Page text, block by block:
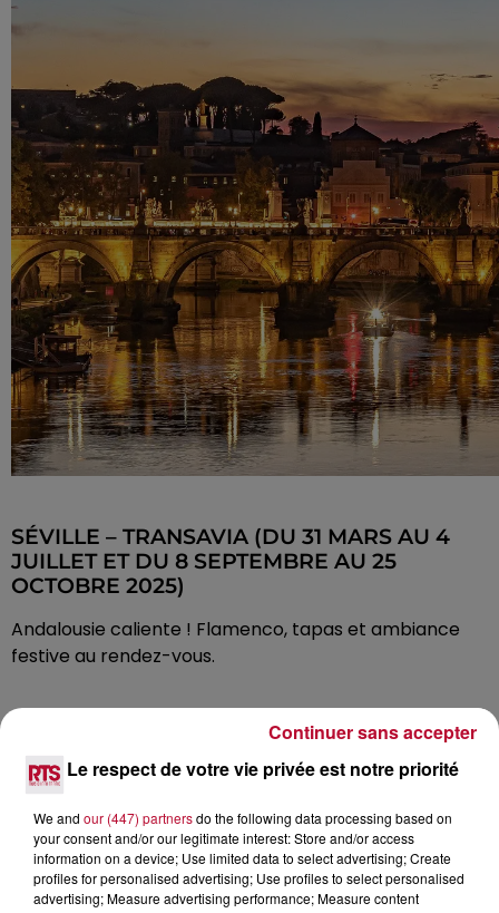
SÉVILLE – TRANSAVIA (DU 31 MARS AU 4
JUILLET ET DU 8 SEPTEMBRE AU 25
OCTOBRE 2025)
Andalousie caliente ! Flamenco, tapas et ambiance
festive au rendez-vous.
ZURICH – SWISS (DU 27 JUIN AU 22 AOÛT
2025)
Une ville chic entre lacs et montagnes : Zurich allie
nature, culture et raffinement.
AFRIQUE DU NORD & MOYEN-
Le respect de votre vie privée est notre priorité
We and our (447) partnersdo the following data processing based on
your consent and/or our legitimate interest: Store and/or access
information on a device; Use limited data to select advertising; Create
profiles for personalised advertising; Use profiles to select personalised
advertising; Measure advertising performance; Measure content
Continuer sans accepter